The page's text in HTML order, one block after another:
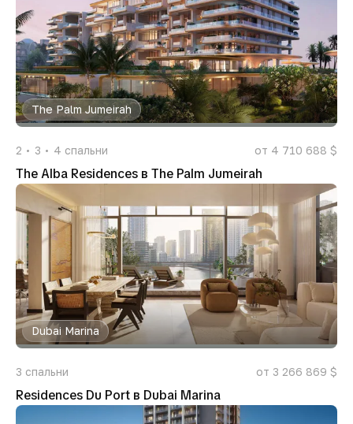
The Palm Jumeirah
2 3 4 спальни от 4 710 688 $
The Alba Residences в The Palm Jumeirah
Dubai Marina
3 спальни от 3 266 869 $
Residences Du Port в Dubai Marina